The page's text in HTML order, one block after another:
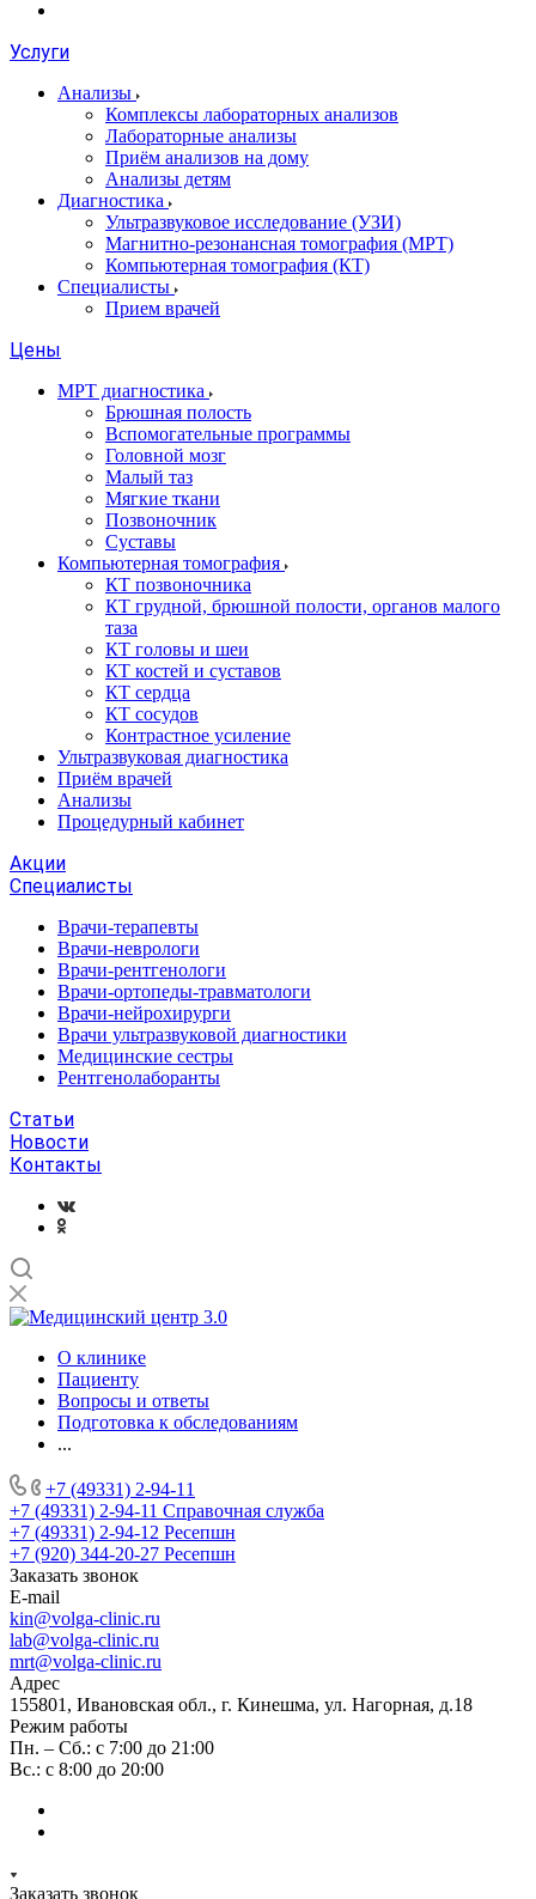
Услуги
Анализы
Комплексы лабораторных анализов
Лабораторные анализы
Приём анализов на дому
Анализы детям
Диагностика
Ультразвуковое исследование (УЗИ)
Магнитно-резонансная томография (МРТ)
Компьютерная томография (КТ)
Специалисты
Прием врачей
Цены
МРТ диагностика
Брюшная полость
Вспомогательные программы
Головной мозг
Малый таз
Мягкие ткани
Позвоночник
Суставы
Компьютерная томография
КТ позвоночника
КТ грудной, брюшной полости, органов малого
таза
КТ головы и шеи
КТ костей и суставов
КТ сердца
КТ сосудов
Контрастное усиление
Ультразвуковая диагностика
Приём врачей
Анализы
Процедурный кабинет
Акции
Специалисты
Врачи-терапевты
Врачи-неврологи
Врачи-рентгенологи
Врачи-ортопеды-травматологи
Врачи-нейрохирурги
Врачи ультразвуковой диагностики
Медицинские сестры
Рентгенолаборанты
Статьи
Новости
Контакты
О клинике
Пациенту
Вопросы и ответы
Подготовка к обследованиям
...
+7 (49331) 2-94-11
+7 (49331) 2-94-11 Справочная служба
+7 (49331) 2-94-12 Ресепшн
+7 (920) 344-20-27 Ресепшн
Заказать звонок
E-mail
kin@volga-clinic.ru
lab@volga-clinic.ru
mrt@volga-clinic.ru
Адрес
155801, Ивановская обл., г. Кинешма, ул. Нагорная, д.18
Режим работы
Пн. – Сб.: с 7:00 до 21:00
Вс.: с 8:00 до 20:00
Заказать звонок